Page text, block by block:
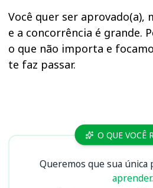
Você quer ser aprovado(a),
e a concorrência é grande.
o que não importa e
te faz passar.
Cursos UFU (MG)
O QUE VOCÊ
Queremos que sua única
aprender.